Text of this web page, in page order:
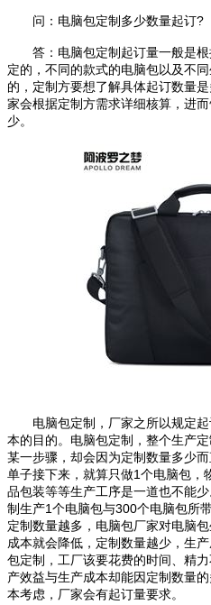
问：电脑包定制多少数量起订?
答：电脑包定制起订量一般是根
定的，不同的款式的电脑包以及不
的，定制方要想了解具体起订数量
家会根据定制方需求详细核算，进
少。
电脑包定制，厂家之所以规定起
本的目的。电脑包定制，整个生产
某一步骤，却会因为定制数量多少
单子接下来，就算只做1个电脑包，
品包装等等生产工序是一道也不能
制生产1个电脑包与300个电脑包所
定制数量越多，电脑包厂家对电脑
成本就会降低，定制数量越少，生
包定制，工厂该要花费的时间、精
产效益与生产成本却能因定制数量
本考虑，厂家会有起订量要求。